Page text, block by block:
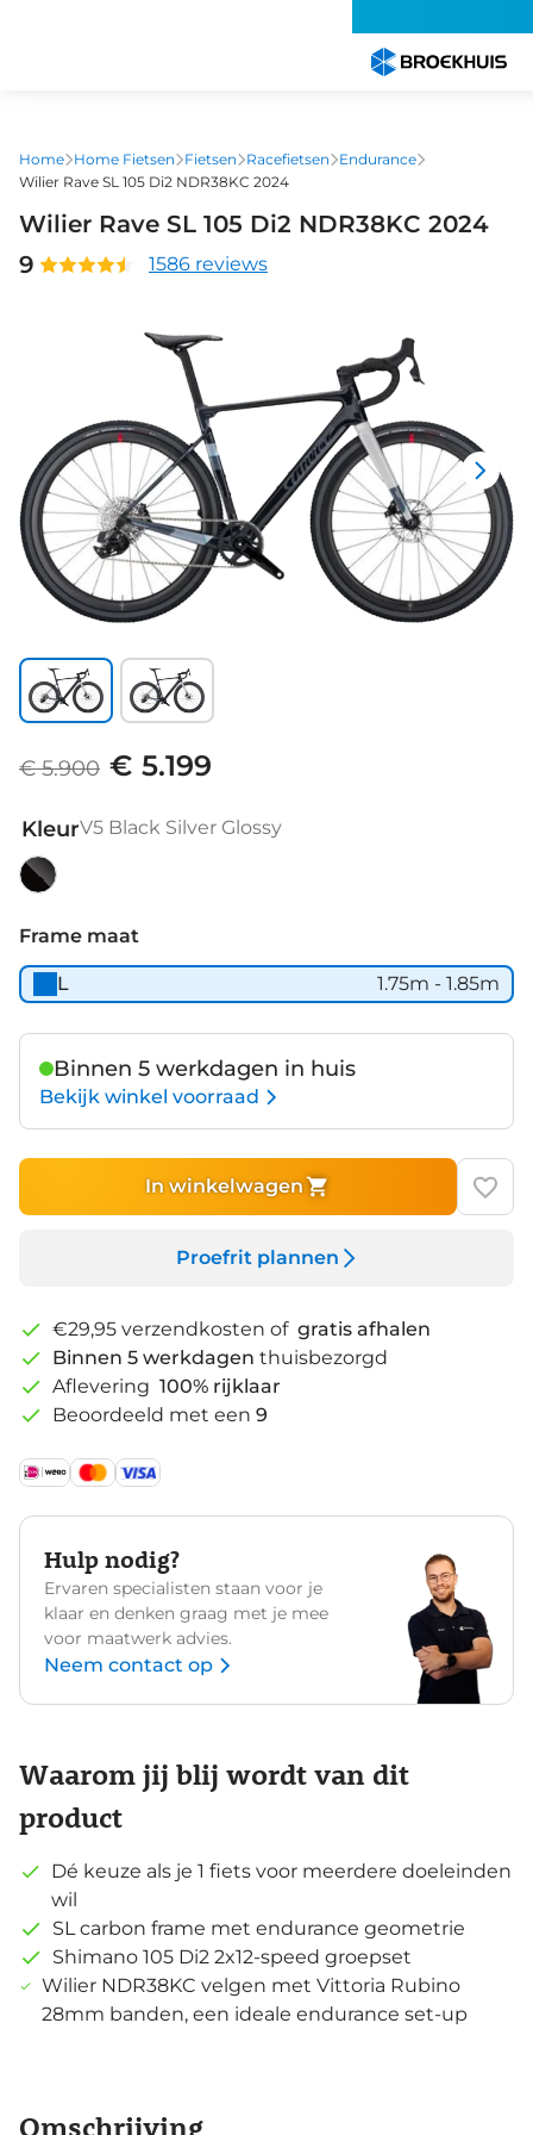
gaan
Home Home Fietsen Fietsen Racefietsen
Endurance
Wilier Rave SL 105 Di2 NDR38KC 2024
Wilier Rave SL 105 Di2 NDR38KC 2024
9
1586 reviews
€ 5.900 € 5.199
KleurV5 Black Silver Glossy
Black
Silver
Glossy
Frame maat
L 1.75m - 1.85m
Binnen 5 werkdagen in huis
Bekijk winkel voorraad
In winkelwagen
Proefrit plannen
€29,95 verzendkosten of gratis afhalen
Binnen 5 werkdagen thuisbezorgd
Aflevering 100% rijklaar
Beoordeeld met een 9
Hulp nodig?
Ervaren specialisten staan voor je
klaar en denken graag met je mee
voor maatwerk advies.
Neem contact op
Waarom jij blij wordt van dit
product
Dé keuze als je 1 fiets voor meerdere doeleinden
wil
SL carbon frame met endurance geometrie
Shimano 105 Di2 2x12-speed groepset
Wilier NDR38KC velgen met Vittoria Rubino
28mm banden, een ideale endurance set-up
Omschrijving